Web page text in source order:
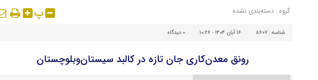
گروه : دسته‌بندی نشده پ
شناسه : 8607 ۱۶ آبان ۱۴۰۴ - ۱۰:۲۶ ۰ دیدگاه
رونق معدن‌کاری جان تازه در کالبد سیستان‌وبلوچستان